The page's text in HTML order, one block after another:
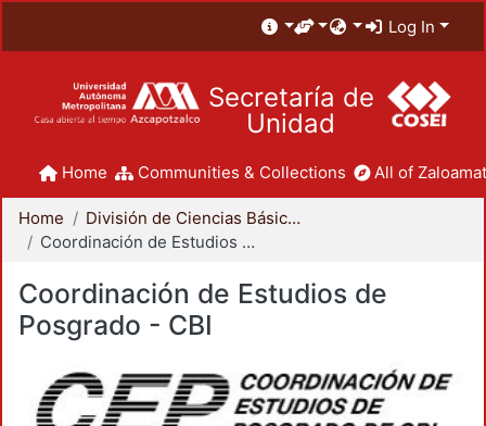
Log In
Secretaría de
Unidad
Home Communities & Collections All of
Home
División de Ciencias Básicas e Ingeniería
Coordinación de Estudios de Posgrado - CBI
Coordinación de Estudios de
Posgrado - CBI